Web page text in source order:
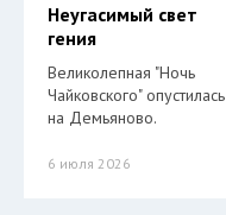
Неугасимый свет
гения
Великолепная "Ночь
Чайковского" опустилась
на Демьяново.
6 июля 2026